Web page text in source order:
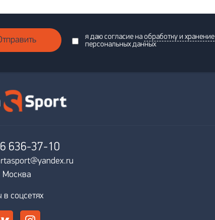
я даю согласие наобработку и хранение
персональных данных
636-37-10
Москва
соцсетях